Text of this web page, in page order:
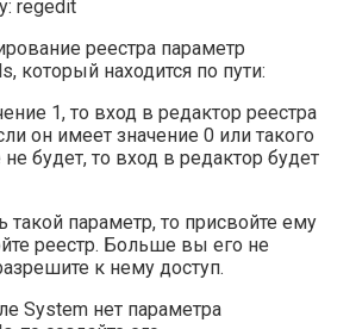
regedit
реестра параметр
который находится по пути:
1, то вход в редактор реестра
он имеет значение 0 или такого
будет, то вход в редактор будет
такой параметр, то присвойте ему
реестр. Больше вы его не
к нему доступ.
System нет параметра